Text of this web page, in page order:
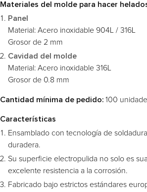
Materiales del molde para hacer
Panel
Material: Acero inoxidable 904L / 316L
Grosor de 2 mm
Cavidad del molde
Material: Acero inoxidable 316L
Grosor de 0.8 mm
Cantidad mínima de pedido:100
Características
Ensamblado con tecnología de
duradera.
Su superficie electropulida no solo es
excelente resistencia a la corrosión.
Fabricado bajo estrictos estándares